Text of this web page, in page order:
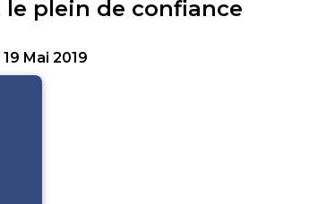
plein de confiance
19 Mai 2019